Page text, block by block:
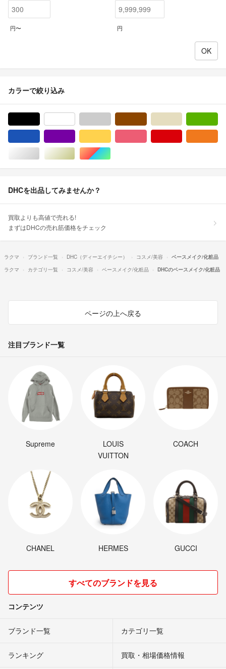
円〜 円
カラーで絞り込み
シルバー/銀色系ゴールド/金色系マルチカラー
DHCを出品してみませんか？
買取よりも高値で売れる!
まずはDHCの売れ筋価格をチェック
ラクマ ブランド一覧 DHC（ディーエイチシー） コスメ/美容
ベースメイク/化粧品
ラクマ
カテゴリ一覧 コスメ/美容 ベースメイク/化粧品 DHCのベースメイク/化粧品
ページの上へ戻る
注目ブランド一覧
Supreme
LOUIS
VUITTON
COACH
CHANEL HERMES GUCCI
すべてのブランドを見る
コンテンツ
ブランド一覧 カテゴリ一覧
ランキング 買取・相場価格情報